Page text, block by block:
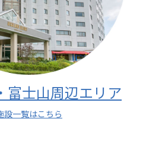
富士山周辺エリア
設一覧はこちら